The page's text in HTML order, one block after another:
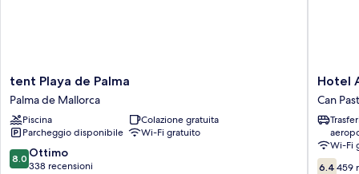
tent
Playa
de
Palma
Palma
de
Mallorca
tent Playa de Palma
Palma de Mallorca
Piscina
Colazione gratuita
Parcheggio disponibile
Wi-Fi gratuito
8.0
su
8.0 Ottimo
338 recensioni
Hotel
Amic
Can
Pastilla
Can
Pastilla
Hotel
Can
Wi-Fi
6.4
6.4 459